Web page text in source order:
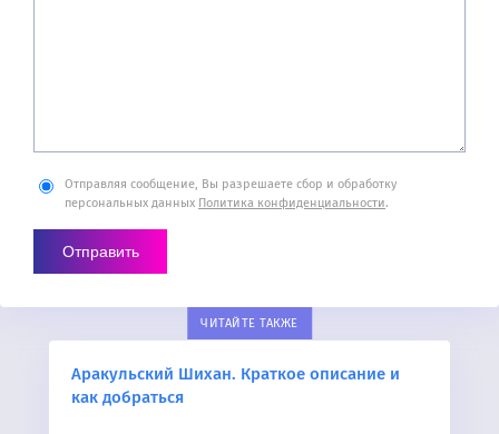
Отправляя сообщение, Вы разрешаете сбор и обработку
персональных данных Политика конфиденциальности.
ЧИТАЙТЕ ТАКЖЕ
Аракульский Шихан. Краткое описание и
как добраться